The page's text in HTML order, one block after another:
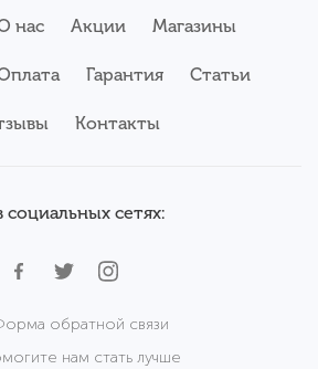
нас Акции Магазины
Гарантия Статьи
Контакты
сетях:
обратной связи
нам стать лучше